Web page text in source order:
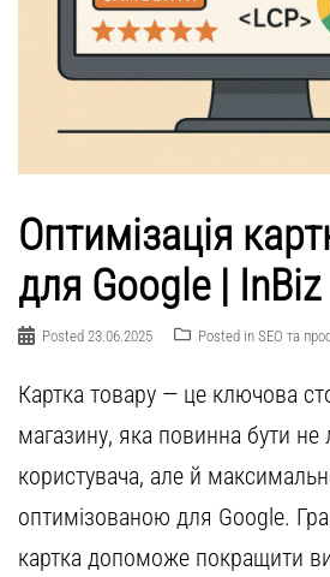
Оптимізація
для Google | InBiz
Posted 23.06.2025 Posted in SEO та
Картка товару — це ключова
магазину, яка повинна бути
користувача, але й
оптимізованою для Google.
картка допоможе покращити